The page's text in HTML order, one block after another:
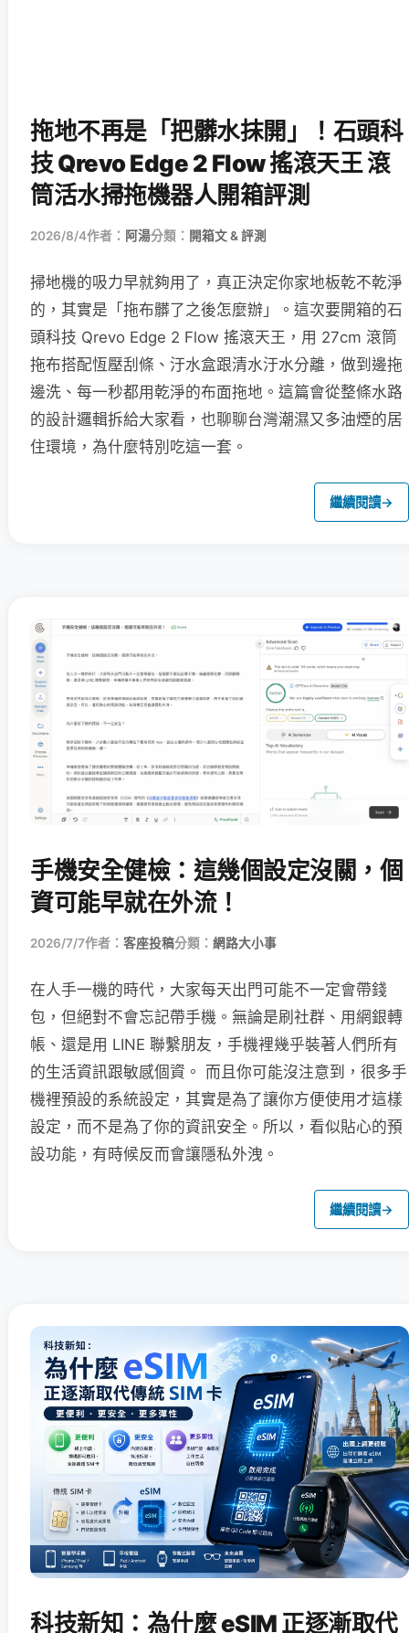
拖地不再是「把髒水抹開」！石頭科
技 Qrevo Edge 2 Flow 搖滾天王 滾
筒活水掃拖機器人開箱評測
2026/8/4作者： 阿湯分類： 開箱文 & 評測
掃地機的吸力早就夠用了，真正決定你家地板乾不乾淨
的，其實是「拖布髒了之後怎麼辦」。這次要開箱的石
頭科技 Qrevo Edge 2 Flow 搖滾天王，用 27cm 滾筒
拖布搭配恆壓刮條、汙水盒跟清水汙水分離，做到邊拖
邊洗、每一秒都用乾淨的布面拖地。這篇會從整條水路
的設計邏輯拆給大家看，也聊聊台灣潮濕又多油煙的居
住環境，為什麼特別吃這一套。
繼續閱讀→
手機安全健檢：這幾個設定沒關，個
資可能早就在外流！
2026/7/7作者： 客座投稿分類： 網路大小事
在人手一機的時代，大家每天出門可能不一定會帶錢
包，但絕對不會忘記帶手機。無論是刷社群、用網銀轉
帳、還是用 LINE 聯繫朋友，手機裡幾乎裝著人們所有
的生活資訊跟敏感個資。 而且你可能沒注意到，很多手
機裡預設的系統設定，其實是為了讓你方便使用才這樣
設定，而不是為了你的資訊安全。所以，看似貼心的預
設功能，有時候反而會讓隱私外洩。
繼續閱讀→
科技新知：為什麼 eSIM 正逐漸取代